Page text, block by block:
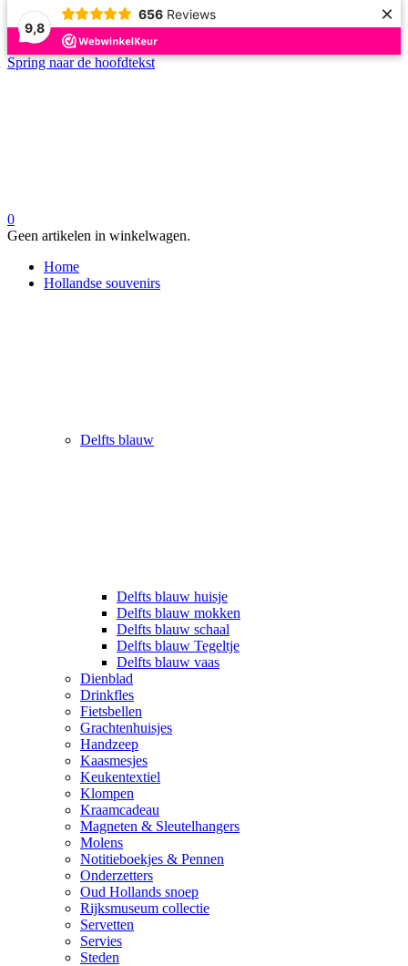
9,8
656 Reviews ×
Spring naar de hoofdtekst
0
Geen artikelen in winkelwagen.
Home
Hollandse souvenirs
Delfts blauw
Delfts blauw huisje
Delfts blauw mokken
Delfts blauw schaal
Delfts blauw Tegeltje
Delfts blauw vaas
Dienblad
Drinkfles
Fietsbellen
Grachtenhuisjes
Handzeep
Kaasmesjes
Keukentextiel
Klompen
Kraamcadeau
Magneten & Sleutelhangers
Molens
Notitieboekjes & Pennen
Onderzetters
Oud Hollands snoep
Rijksmuseum collectie
Servetten
Servies
Steden